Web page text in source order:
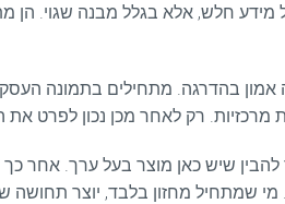
מידע חלש, אלא בגלל מבנה שגוי. הן
אמון בהדרגה. מתחילים בתמונה
מרכזיות. רק לאחר מכן נכון לפרט
להבין שיש כאן מוצר בעל ערך. אחר
שמתחיל מחזון בלבד, יוצר תחושה